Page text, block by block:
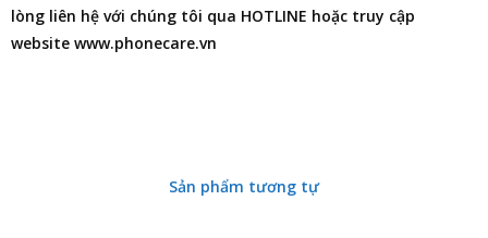
lòng liên hệ với chúng tôi qua HOTLINE hoặc truy cập
website www.phonecare.vn
Sản phẩm tương tự